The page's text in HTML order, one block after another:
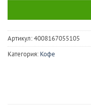
Артикул:4008167055105
Категория: Кофе